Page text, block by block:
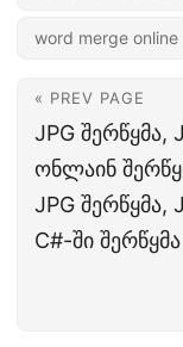
word merge online
« PREV PAGE
JPG შერწყმა,
ონლაინ
JPG შერწყმა,
C#-ში შერწყმა